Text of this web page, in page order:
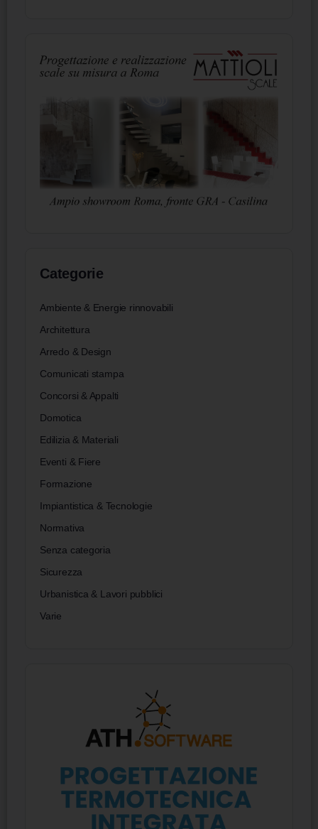
Categorie
Ambiente & Energie rinnovabili
Architettura
Arredo & Design
Comunicati stampa
Concorsi & Appalti
Domotica
Edilizia & Materiali
Eventi & Fiere
Formazione
Impiantistica & Tecnologie
Normativa
Senza categoria
Sicurezza
Urbanistica & Lavori pubblici
Varie